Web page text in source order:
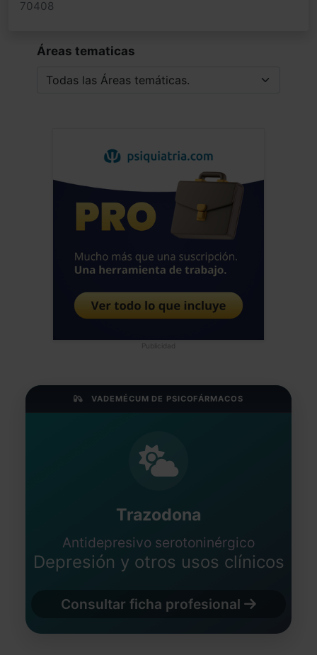
70408
Áreas tematicas
Publicidad
VADEMÉCUM DE PSICOFÁRMACOS
Trazodona
Antidepresivo serotoninérgico
Depresión y otros usos clínicos
Consultar ficha profesional